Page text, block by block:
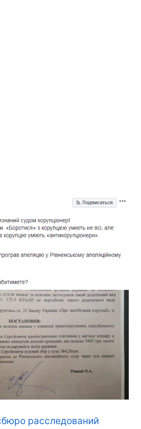
расследований